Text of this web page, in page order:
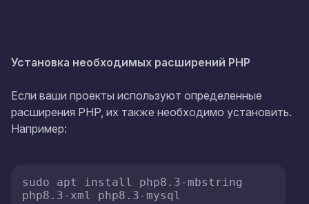
Установка необходимых расширений PHP
Если ваши проекты используют определенные
расширения PHP, их также необходимо установить.
Например:
sudo apt install php8.3-mbstring